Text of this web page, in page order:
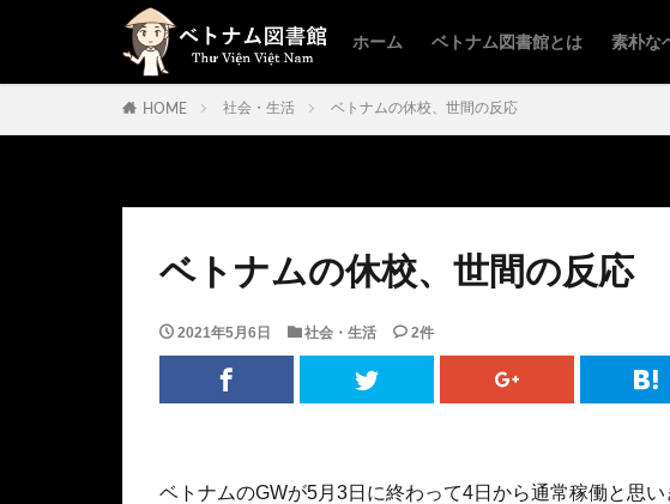
ホーム ベトナム図書館とは 素朴な
HOME 社会・生活 ベトナムの休校、世間の反応
ベトナムの休校、世間の反応
2021年5月6日 社会・生活 2件
ベトナムのGWが5月3日に終わって4日から通常稼働と思